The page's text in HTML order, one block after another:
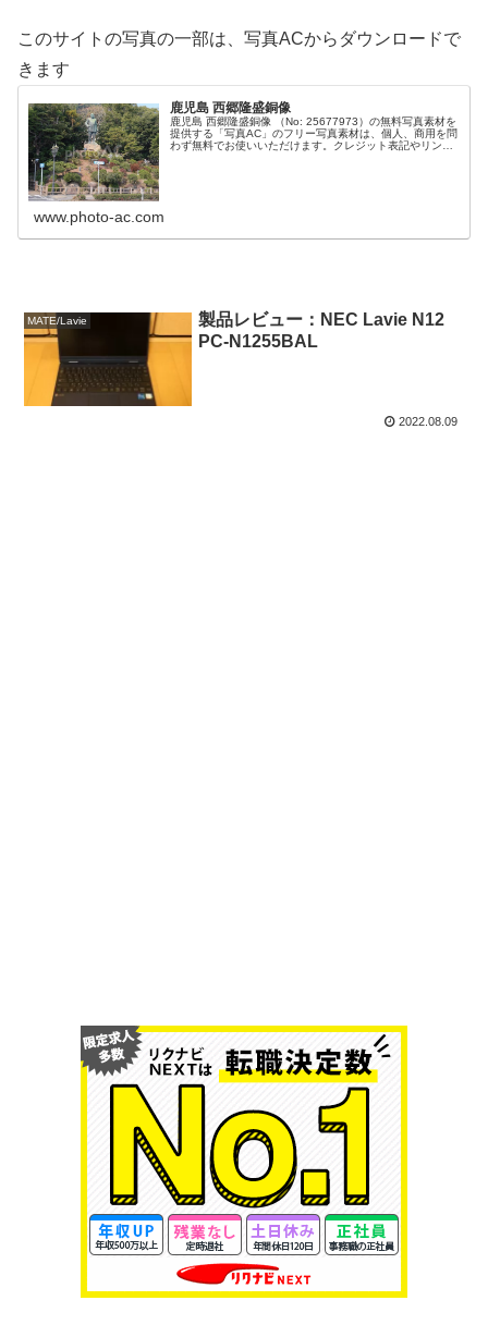
このサイトの写真の一部は、写真ACからダウンロードで
きます
鹿児島 西郷隆盛銅像
鹿児島 西郷隆盛銅像 （No: 25677973）の無料写真素材を
提供する「写真AC」のフリー写真素材は、個人、商用を問
わず無料でお使いいただけます。クレジット表記やリンク
www.photo-ac.com
MATE/Lavie
製品レビュー：NEC Lavie N12
PC-N1255BAL
2022.08.09